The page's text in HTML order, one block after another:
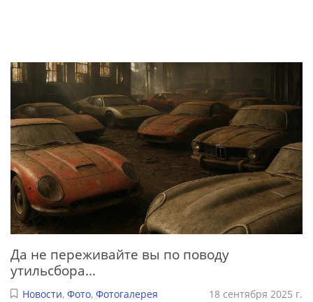
Да не переживайте вы по поводу
утильсбора...
Новости, Фото, Фотогалерея 18 сентября 2025 г.